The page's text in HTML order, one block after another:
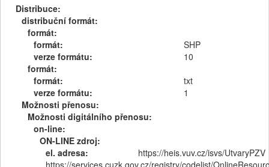
Distribuce:
distribuční formát:
formát:
formát:
SHP
verze formátu:
10
formát:
formát:
txt
verze formátu:
1
Možnosti přenosu:
Možnosti digitálního přenosu:
on-line:
ON-LINE zdroj:
el. adresa:
https://heis.vuv.cz/isvs/UtvaryPZV
https://services.cuzk.gov.cz/registry/codelist/